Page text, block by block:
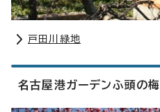
戸田川緑地
名古屋港ガーデンふ頭の梅